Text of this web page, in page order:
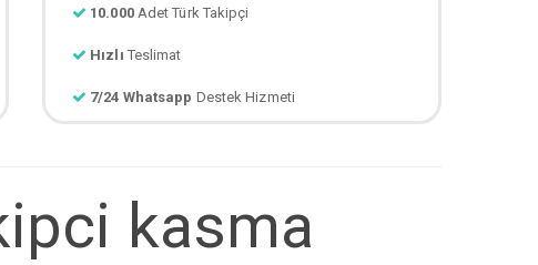
10.000 Adet Türk Takipçi
Hızlı Teslimat
7/24 Whatsapp Destek Hizmeti
kasma